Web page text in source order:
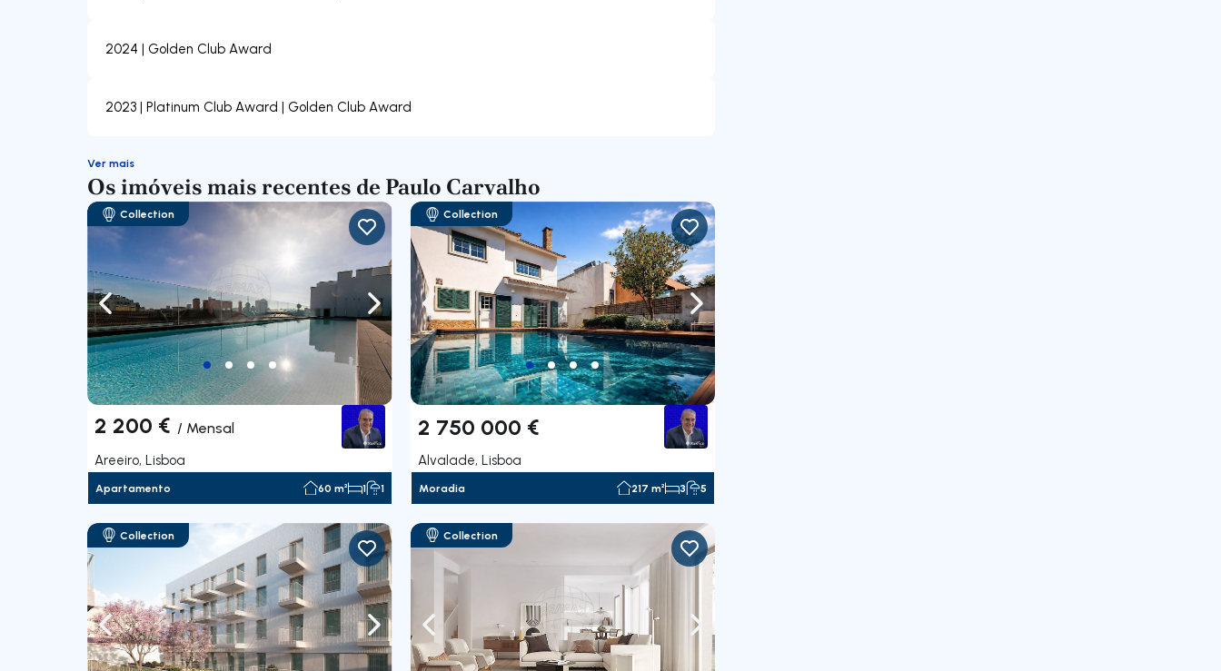
2024 | Golden Club Award
2023 | Platinum Club Award | Golden Club Award
Ver mais
Os imóveis mais recentes de Paulo Carvalho
Navegação para a esquerda Navegação para a direita
Collection
2 200 € / Mensal
Areeiro, Lisboa
Apartamento 60 m² 1 1
Navegação para a esquerda Navegação para a direita
Collection
2 750 000 €
Alvalade, Lisboa
Moradia 217 m² 3 5
Navegação para a esquerda Navegação para a direita
Collection
Navegação para a esquerda Navegação para a direita
Collection